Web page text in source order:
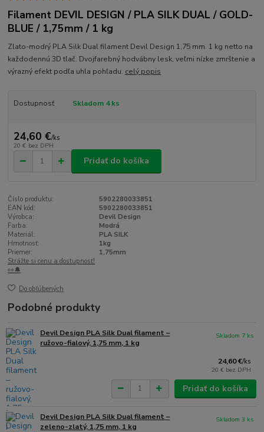
Filament DEVIL DESIGN / PLA SILK DUAL / GOLD-
BLUE / 1,75mm / 1 kg
Zlato-modrý PLA Silk Dual filament Devil Design 1,75 mm. 1 kg netto na
každodennú 3D tlač. Dvojfarebný hodvábny lesk, veľmi nízke zmrštenie a
výrazný efekt podľa uhla pohľadu. celý popis
Dostupnosť Skladom 4 ks
24,60 €/ks
20 € bez DPH
Pridať do košíka
Číslo produktu:
5902280033851
EAN kód:
5902280033851
Výrobca:
Devil Design
Farba:
Modrá
Materiál:
PLA SILK
Hmotnosť:
1kg
Priemer:
1,75mm
Strážte si cenu a dostupnosť!
👀🔔
Do obľúbených
Podobné produkty
Devil Design PLA Silk Dual filament –
ružovo-fialový, 1,75 mm, 1 kg
24,60 €/ks
20 € bez DPH
Skladom 7 ks
Pridať do košíka
Devil Design PLA Silk Dual filament –
zeleno-zlatý, 1,75 mm, 1 kg
Skladom 3 ks